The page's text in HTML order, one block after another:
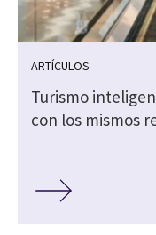
ARTÍCULOS
Turismo
con los mismos